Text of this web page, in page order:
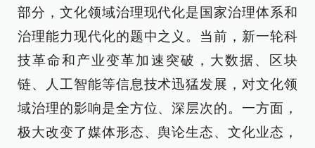
部分，文化领域治理现代化是国家治理体系和
治理能力现代化的题中之义。当前，新一轮科
技革命和产业变革加速突破，大数据、区块
链、人工智能等信息技术迅猛发展，对文化领
域治理的影响是全方位、深层次的。一方面，
极大改变了媒体形态、舆论生态、文化业态，